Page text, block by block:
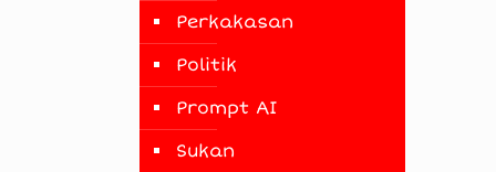
Perkakasan
Politik
Prompt AI
Sukan